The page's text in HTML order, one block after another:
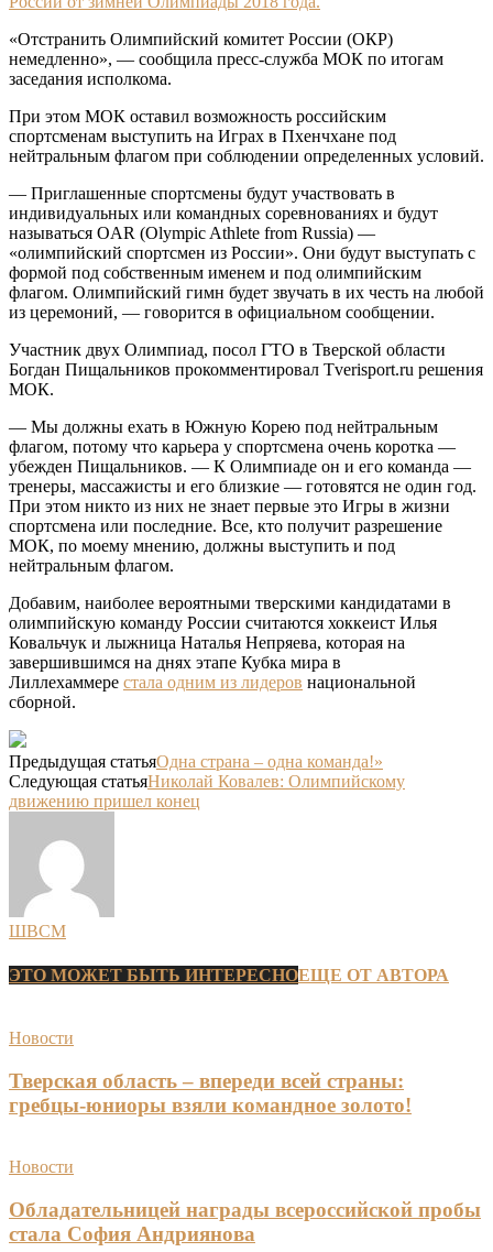
«Отстранить Олимпийский комитет России (ОКР)
немедленно», — сообщила пресс-служба МОК по итогам
заседания исполкома.
При этом МОК оставил возможность российским
спортсменам выступить на Играх в Пхенчхане под
нейтральным флагом при соблюдении определенных условий.
— Приглашенные спортсмены будут участвовать в
индивидуальных или командных соревнованиях и будут
называться OAR (Olympic Athlete from Russia) —
«олимпийский спортсмен из России». Они будут выступать с
формой под собственным именем и под олимпийским
флагом. Олимпийский гимн будет звучать в их честь на любой
из церемоний, — говорится в официальном сообщении.
Участник двух Олимпиад, посол ГТО в Тверской области
Богдан Пищальников прокомментировал Tverisport.ru решения
МОК.
— Мы должны ехать в Южную Корею под нейтральным
флагом, потому что карьера у спортсмена очень коротка —
убежден Пищальников. — К Олимпиаде он и его команда —
тренеры, массажисты и его близкие — готовятся не один год.
При этом никто из них не знает первые это Игры в жизни
спортсмена или последние. Все, кто получит разрешение
МОК, по моему мнению, должны выступить и под
нейтральным флагом.
Добавим, наиболее вероятными тверскими кандидатами в
олимпийскую команду России считаются хоккеист Илья
Ковальчук и лыжница Наталья Непряева, которая на
завершившимся на днях этапе Кубка мира в
Лиллехаммере стала одним из лидеров национальной
сборной.
Предыдущая статьяОдна страна – одна команда!»
Следующая статьяНиколай Ковалев: Олимпийскому
движению пришел конец
ШВСМ
ЭТО МОЖЕТ БЫТЬ ИНТЕРЕСНОЕЩЕ ОТ АВТОРА
Новости
Тверская область – впереди всей страны:
гребцы-юниоры взяли командное золото!
Новости
Обладательницей награды всероссийской пробы
стала София Андриянова